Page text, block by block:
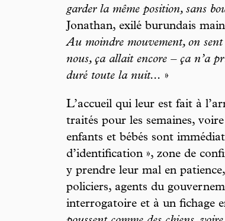
garder la même position, sans
Jonathan, exilé burundais
Au moindre mouvement, on
nous, ça allait encore – ça n’a
duré toute la nuit... »
L’accueil qui leur est fait à
traités pour les semaines,
enfants et bébés sont
d’identification », zone de
y prendre leur mal en
policiers, agents du
interrogatoire et à un fichage